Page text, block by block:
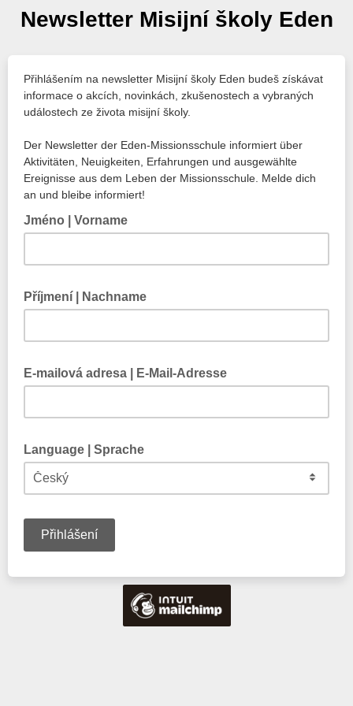
Newsletter Misijní školy Eden
Přihlášením na newsletter Misijní školy Eden budeš získávat
informace o akcích, novinkách, zkušenostech a vybraných
událostech ze života misijní školy.
Der Newsletter der Eden-Missionsschule informiert über
Aktivitäten, Neuigkeiten, Erfahrungen und ausgewählte
Ereignisse aus dem Leben der Missionsschule. Melde dich
an und bleibe informiert!
Jméno | Vorname
Příjmení | Nachname
E-mailová adresa | E-Mail-Adresse
Language | Sprache